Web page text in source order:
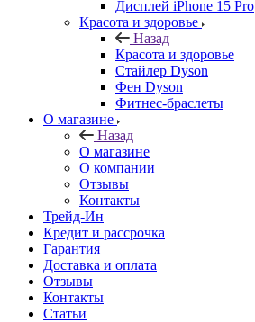
Дисплей iPhone 15 Pro
Красота и здоровье
Назад
Красота и здоровье
Стайлер Dyson
Фен Dyson
Фитнес-браслеты
О магазине
Назад
О магазине
О компании
Отзывы
Контакты
Трейд-Ин
Кредит и рассрочка
Гарантия
Доставка и оплата
Отзывы
Контакты
Статьи